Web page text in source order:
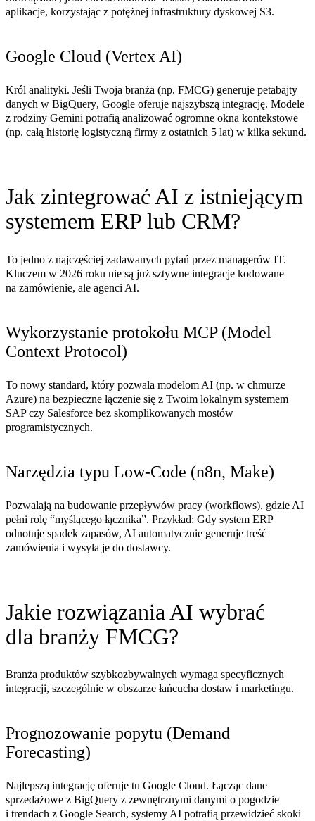
aplikacje, korzystając z potężnej infrastruktury dyskowej S3.
Google Cloud (Vertex AI)
Król analityki. Jeśli Twoja branża (np. FMCG) generuje petabajty
danych w BigQuery, Google oferuje najszybszą integrację. Modele
z rodziny Gemini potrafią analizować ogromne okna kontekstowe
(np. całą historię logistyczną firmy z ostatnich 5 lat) w kilka sekund.
Jak zintegrować AI z istniejącym
systemem ERP lub CRM?
To jedno z najczęściej zadawanych pytań przez managerów IT.
Kluczem w 2026 roku nie są już sztywne integracje kodowane
na zamówienie, ale agenci AI.
Wykorzystanie protokołu MCP (Model
Context Protocol)
To nowy standard, który pozwala modelom AI (np. w chmurze
Azure) na bezpieczne łączenie się z Twoim lokalnym systemem
SAP czy Salesforce bez skomplikowanych mostów
programistycznych.
Narzędzia typu Low-Code (n8n, Make)
Pozwalają na budowanie przepływów pracy (workflows), gdzie AI
pełni rolę “myślącego łącznika”. Przykład: Gdy system ERP
odnotuje spadek zapasów, AI automatycznie generuje treść
zamówienia i wysyła je do dostawcy.
Jakie rozwiązania AI wybrać
dla branży FMCG?
Branża produktów szybkozbywalnych wymaga specyficznych
integracji, szczególnie w obszarze łańcucha dostaw i marketingu.
Prognozowanie popytu (Demand
Forecasting)
Najlepszą integrację oferuje tu Google Cloud. Łącząc dane
sprzedażowe z BigQuery z zewnętrznymi danymi o pogodzie
i trendach z Google Search, systemy AI potrafią przewidzieć skoki